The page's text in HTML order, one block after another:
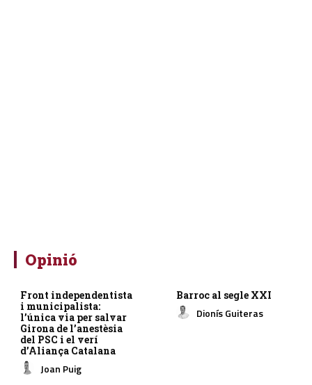
Opinió
Front independentista
i municipalista:
l’única via per salvar
Girona de l’anestèsia
del PSC i el verí
d’Aliança Catalana
Joan Puig
Barroc al segle XXI
Dionís Guiteras